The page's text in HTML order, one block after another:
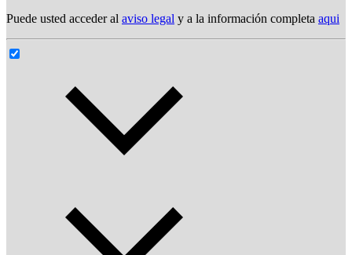
Puede usted acceder al aviso legal y a la información completa aqui